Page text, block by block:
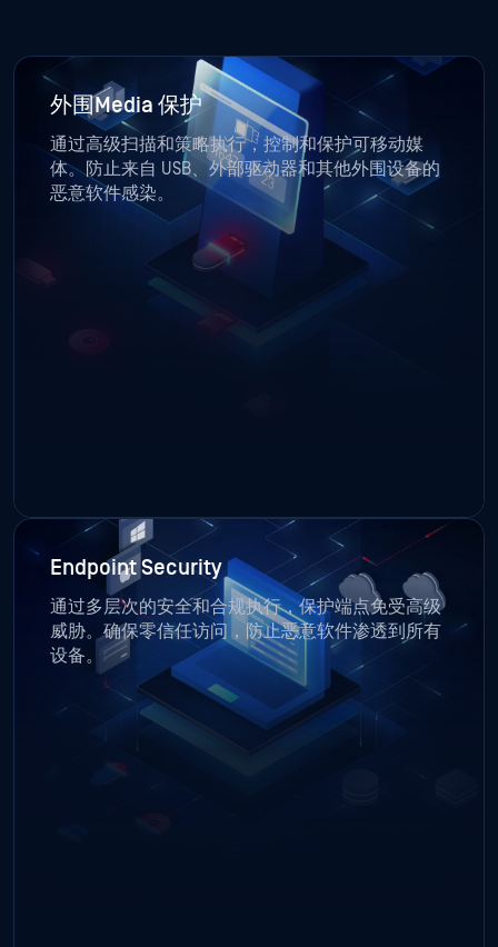
外围Media 保护
通过高级扫描和策略执行，控制和保护可移动媒
体。防止来自 USB、外部驱动器和其他外围设备的
恶意软件感染。
Endpoint Security
通过多层次的安全和合规执行，保护端点免受高级
威胁。确保零信任访问，防止恶意软件渗透到所有
设备。